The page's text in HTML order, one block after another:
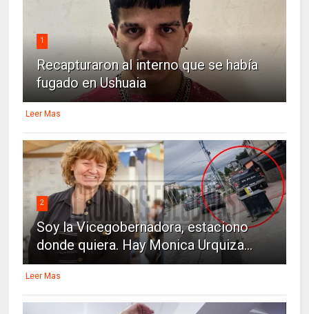
1
Recapturaron al interno que se había
fugado en Ushuaia
Leer Mas
2
Soy la Vicegobernadora, estaciono
donde quiera. Hay Monica Urquiza...
Leer Mas